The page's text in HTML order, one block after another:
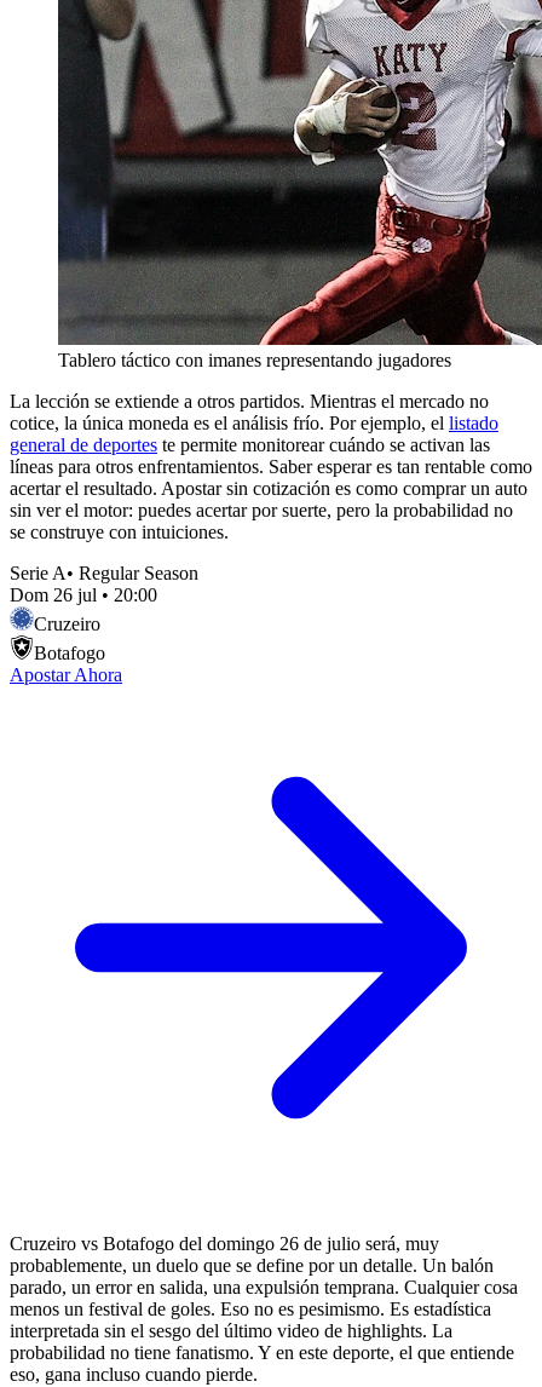
Tablero táctico con imanes representando jugadores
La lección se extiende a otros partidos. Mientras el mercado no
cotice, la única moneda es el análisis frío. Por ejemplo, el listado
general de deportes te permite monitorear cuándo se activan las
líneas para otros enfrentamientos. Saber esperar es tan rentable como
acertar el resultado. Apostar sin cotización es como comprar un auto
sin ver el motor: puedes acertar por suerte, pero la probabilidad no
se construye con intuiciones.
Serie A• Regular Season
Dom 26 jul • 20:00
Cruzeiro
Botafogo
Apostar Ahora
Cruzeiro vs Botafogo del domingo 26 de julio será, muy
probablemente, un duelo que se define por un detalle. Un balón
parado, un error en salida, una expulsión temprana. Cualquier cosa
menos un festival de goles. Eso no es pesimismo. Es estadística
interpretada sin el sesgo del último video de highlights. La
probabilidad no tiene fanatismo. Y en este deporte, el que entiende
eso, gana incluso cuando pierde.